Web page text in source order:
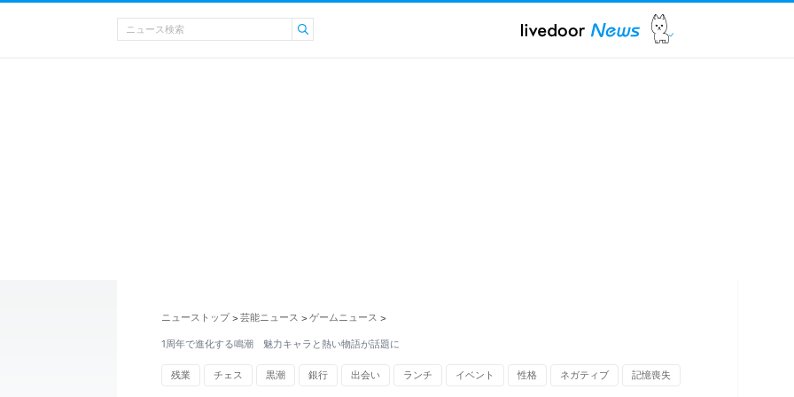
ニューストップ > 芸能ニュース > ゲームニュース >
1周年で進化する鳴潮 魅力キャラと熱い物語が話題に
残業 チェス 黒潮 銀行 出会い ランチ イベント 性格 ネガティブ 記憶喪失